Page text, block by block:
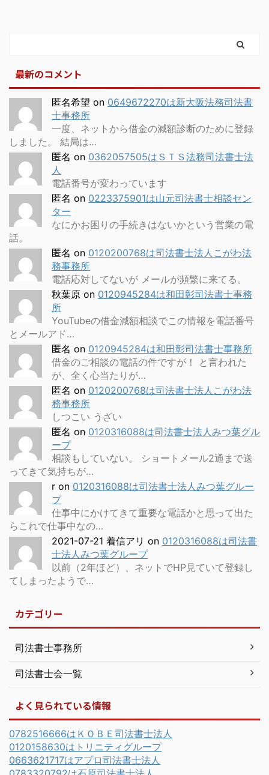
最新のコメント
匿名希望 on 0649672270は新大阪法務司法書
士事務所
一度、ネットから借金の減額診断のために登録
しました。 結局は…
匿名 on 0362057505はＳＴＳ法務司法書士法
人
電話番号が変わっています
匿名 on 0223375901は山元司法書士相談セン
ター
なにかお困りの手続きはないかという営業の電
話。
匿名 on 0120200768は司法書士法人こがわ法
務事務所
電話応対してないが メールが頻繁に来てる。
秋葉原 on 0120945284は和田彰司法書士事務
所
YouTubeの借金減額相談でこの情報を電話番号
とメールアド…
匿名 on 0120945284は和田彰司法書士事務所
借金のご相談の電話の件ですが！ と言われた
が、全く心当たりが…
匿名 on 0120200768は司法書士法人こがわ法
務事務所
しつこい うざい
匿名 on 0120316088は司法書士法人みつ葉グル
ープ
相談もしていない。 ショートメール2通まで送
ってきて気持ちが…
r on 0120316088は司法書士法人みつ葉グルー
プ
仕事中にかけてきて重要な電話かと思って出た
らこれで仕事中なの…
2021-07-21 着信アリ on 0120316088は司法書
士法人みつ葉グループ
以前（2年ほど）、ネットでHP見ていて登録し
てしまったようで…
カテゴリー
司法書士事務所
司法書士会一覧
よく見られている情報
0782516666はＫＯＢＥ司法書士法人
0120158630はトリニティグループ
0663621717はアプロ司法書士法人